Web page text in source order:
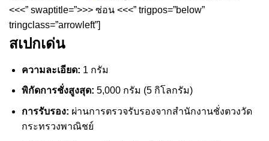
<<<” swaptitle=”>>> ซ่อน <<<” trigpos=”below”
tringclass=”arrowleft”]
สเปกเด่น
ความละเอียด: 1 กรัม
พิกัดการชั่งสูงสุด: 5,000 กรัม (5 กิโลกรัม)
การรับรอง: ผ่านการตรวจรับรองจากสำนักงานชั่งตวงวัด
กระทรวงพาณิชย์